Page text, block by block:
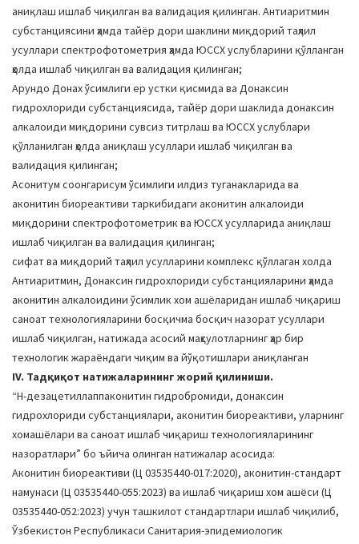
аниқлаш ишлаб чиқилган ва валидация қилинган. Антиаритмин
субстанциясини ҳамда тайёр дори шаклини миқдорий таҳлил
усуллари спектрофотометрия ҳамда ЮССХ услубларини қўлланган
ҳолда ишлаб чиқилган ва валидация қилинган;
Арундо Донах ўсимлиги ер устки қисмида ва Донаксин
гидрохлориди субстанциясида, тайёр дори шаклида донаксин
алкалоиди миқдорини сувсиз титрлаш ва ЮССХ услублари
қўлланилган ҳолда аниқлаш усуллари ишлаб чиқилган ва
валидация қилинган;
Аcонитум соонгарисум ўсимлиги илдиз туганакларида ва
аконитин биореактиви таркибидаги аконитин алкалоиди
миқдорини спектрофотометрик ва ЮССХ усулларида аниқлаш
ишлаб чиқилган ва валидация қилинган;
сифат ва миқдорий таҳлил усулларини комплекс қўллаган холда
Антиаритмин, Донаксин гидрохлориди субстанцияларини ҳамда
аконитин алкалоидини ўсимлик хом ашёларидан ишлаб чиқариш
саноат технологияларини босқичма босқич назорат усуллари
ишлаб чиқилган, натижада асосий маҳсулотларнинг ҳар бир
технологик жараёндаги чиқим ва йўқотишлари аниқланган
IV. Тадқиқот натижаларининг жорий қилиниши.
“Н-дезацетиллаппаконитин гидробромиди, донаксин
гидрохлориди субстанциялари, аконитин биореактиви, уларнинг
хомашёлари ва саноат ишлаб чиқариш технологияларининг
назоратлари” бо ъйича олинган натижалар асосида:
Аконитин биореактиви (Ц 03535440-017:2020), аконитин-стандарт
намунаси (Ц 03535440-055:2023) ва ишлаб чиқариш хом ашёси (Ц
03535440-052:2023) учун ташкилот стандартлари ишлаб чиқилиб,
Ўзбекистон Республикаси Санитария-эпидемиологик